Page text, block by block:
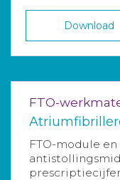
Download
FTO-
FTO-module